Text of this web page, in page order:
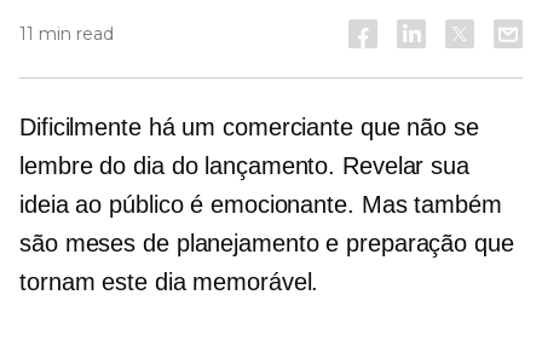
11 min read
Dificilmente há um comerciante que não se
lembre do dia do lançamento. Revelar sua
ideia ao público é emocionante. Mas também
são meses de planejamento e preparação que
tornam este dia memorável.